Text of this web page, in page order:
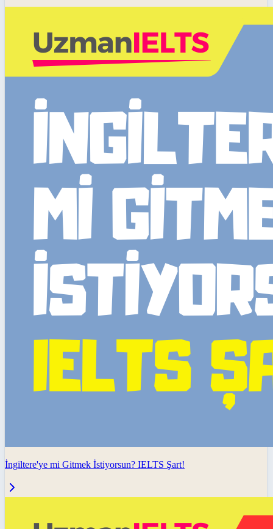
İngiltere'ye mi Gitmek İstiyorsun? IELTS Şart!